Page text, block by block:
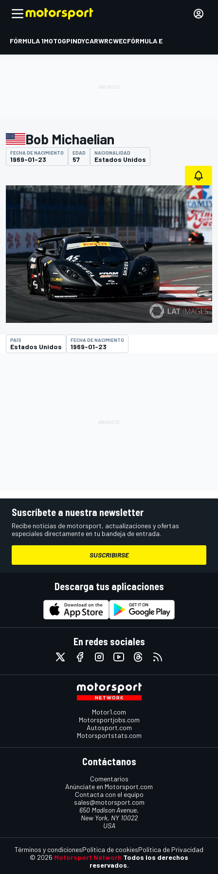
FÓRMULA 1MOTOGPINDYCARWRCWECFÓRMULA E
Bob Michaelian
FECHA DE NACIMIENTO
1969-01-23
EDAD
57
NACIONALIDAD
Estados Unidos
PAÍS
Estados Unidos
FECHA DE NACIMIENTO
1969-01-23
Suscríbete a nuestra newsletter
Recibe noticias de motorsport, actualizaciones y ofertas
especiales directamente en tu bandeja de entrada.
SUSCRIBIRSE
Descarga tus aplicaciones
En redes sociales
Motor1.com
Motorsportjobs.com
Autosport.com
Motorsportstats.com
Contáctanos
Comentarios
Anúnciate en Motorsport.com
Contacta con el equipo
sales@motorsport.com
650 Madison Avenue,
New York, NY 10022
USA
© 2026 Motorsport Network Todos los derechos
reservados.
Términos y condicionesPolítica de cookiesPolítica de Privacidad